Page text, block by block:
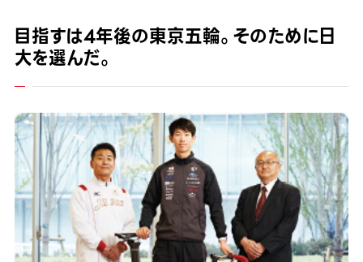
目指すは4年後の東京五輪。そのために日
大を選んだ。